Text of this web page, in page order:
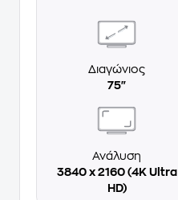
Διαγώνιος
75"
Ανάλυση
3840 x 2160 (4K Ultra
HD)